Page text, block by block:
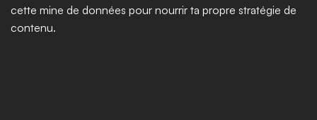
cette mine de données pour nourrir ta propre stratégie de
contenu.